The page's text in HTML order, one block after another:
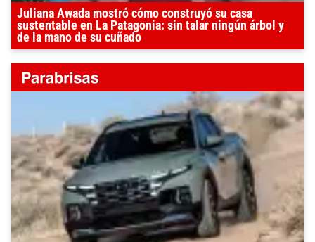
Juliana Awada mostró cómo construyó su casa
sustentable en La Patagonia: sin talar ningún árbol y
de la mano de su cuñado